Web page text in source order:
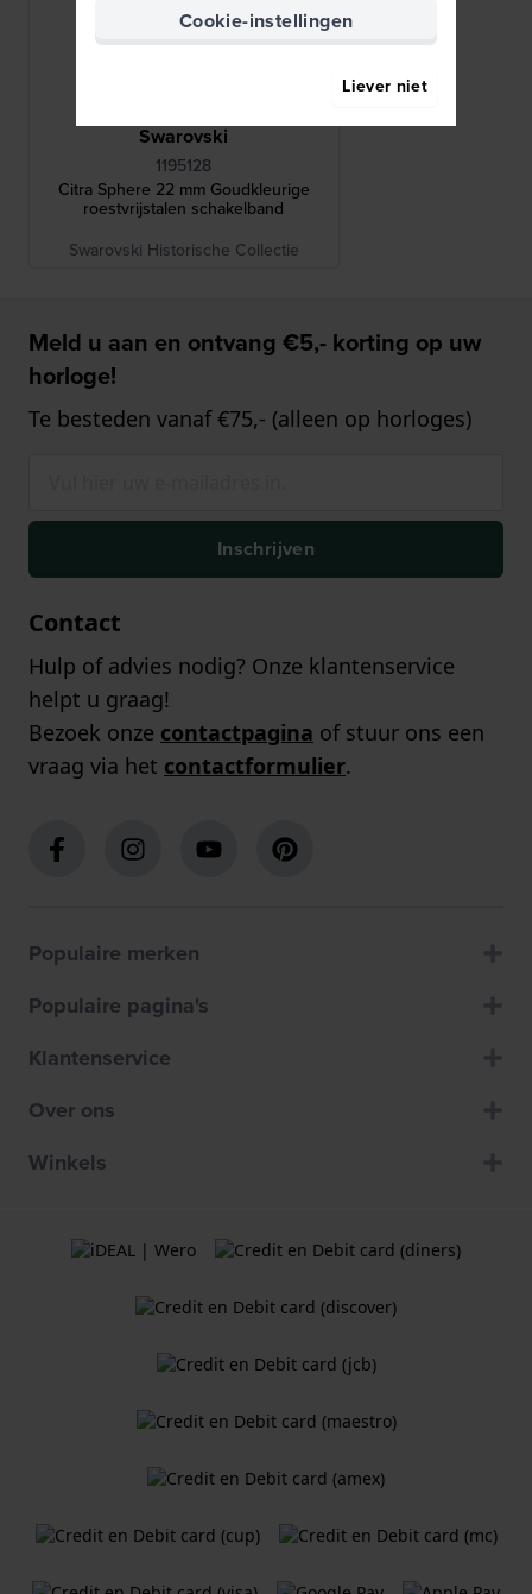
Swarovski
1195128
Citra Sphere 22 mm Goudkleurige
roestvrijstalen schakelband
Swarovski Historische Collectie
Meld u aan en ontvang €5,- korting op uw
horloge!
Te besteden vanaf €75,- (alleen op horloges)
Inschrijven
Contact
Hulp of advies nodig? Onze klantenservice
helpt u graag!
Bezoek onze contactpagina of stuur ons een
vraag via het contactformulier.
Populaire merken
Populaire pagina's
Klantenservice
Over ons
Winkels
Cookie-instellingen
Liever niet